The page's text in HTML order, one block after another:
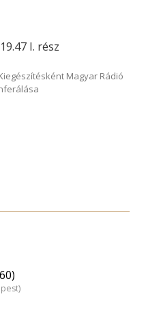
I. rész
Magyar Rádió